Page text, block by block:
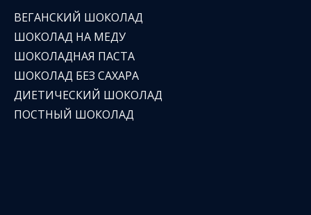
ВЕГАНСКИЙ ШОКОЛАД
ШОКОЛАД НА МЕДУ
ШОКОЛАДНАЯ ПАСТА
ШОКОЛАД БЕЗ САХАРА
ДИЕТИЧЕСКИЙ ШОКОЛАД
ПОСТНЫЙ ШОКОЛАД